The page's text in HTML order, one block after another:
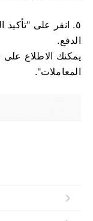
٥. انقر على
الدفع.
يمكنك الاطلاع
المعاملات".